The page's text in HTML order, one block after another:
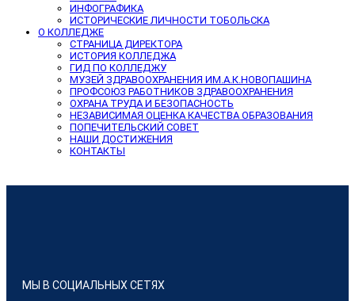
ИНФОГРАФИКА
ИСТОРИЧЕСКИЕ ЛИЧНОСТИ ТОБОЛЬСКА
О КОЛЛЕДЖЕ
СТРАНИЦА ДИРЕКТОРА
ИСТОРИЯ КОЛЛЕДЖА
ГИД ПО КОЛЛЕДЖУ
МУЗЕЙ ЗДРАВООХРАНЕНИЯ ИМ.А.К.НОВОПАШИНА
ПРОФСОЮЗ РАБОТНИКОВ ЗДРАВООХРАНЕНИЯ
ОХРАНА ТРУДА И БЕЗОПАСНОСТЬ
НЕЗАВИСИМАЯ ОЦЕНКА КАЧЕСТВА ОБРАЗОВАНИЯ
ПОПЕЧИТЕЛЬСКИЙ СОВЕТ
НАШИ ДОСТИЖЕНИЯ
КОНТАКТЫ
МЫ В СОЦИАЛЬНЫХ СЕТЯХ